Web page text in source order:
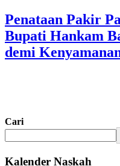
Penataan Pakir
Bupati Hankam
demi
Cari
Kalender Naskah